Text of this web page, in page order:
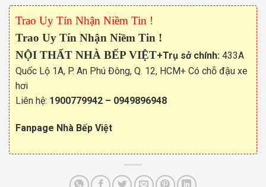
Trao Uy Tín Nhận Niềm Tin !
Trao Uy Tín Nhận Niềm Tin !
NỘI THẤT NHÀ BẾP VIỆT+Trụ sở chính: 433A
Quốc Lộ 1A, P. An Phú Đông, Q. 12, HCM+ Có chỗ đậu xe
hơi
Liên hệ: 1900779942 – 0949896948
Fanpage Nhà Bếp Việt